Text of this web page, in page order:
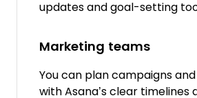
updates and goal-setting
Marketing teams
You can plan campaigns
with Asana’s clear timelines